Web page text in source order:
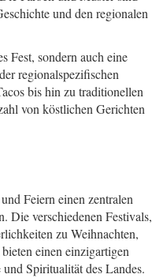
und den regionalen
Fest, sondern auch eine
regionalspezifischen
bis hin zu traditionellen
von köstlichen Gerichten
Feiern einen zentralen
Die verschiedenen Festivals,
zu Weihnachten,
einen einzigartigen
Spiritualität des Landes.